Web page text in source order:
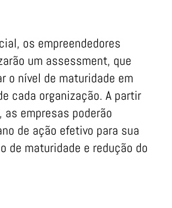
os empreendedores
um assessment, que
o nível de maturidade em
cada organização. A partir
empresas poderão
de ação efetivo para sua
de maturidade e redução do